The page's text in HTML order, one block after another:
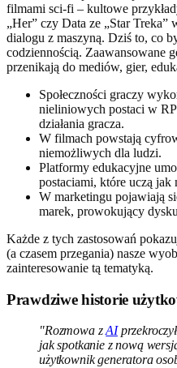
filmami sci-fi – kultowe
„Her” czy Data ze „Star Treka”
dialogu z maszyną. Dziś to, co
codziennością. Zaawansowane
przenikają do mediów, gier,
Społeczności graczy
nieliniowych postaci w
działania gracza.
W filmach powstają
niemożliwych dla ludzi.
Platformy edukacyjne
postaciami, które uczą jak
W marketingu pojawiają
marek, prowokujący
Każde z tych zastosowań
(a czasem przegania) nasze
zainteresowanie tą tematyką.
Prawdziwe historie
"Rozmowa zAI
jak spotkanie z nową
użytkownik generatora